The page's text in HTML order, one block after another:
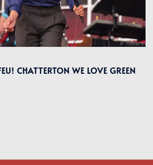
CHATTERTON WE LOVE GREEN